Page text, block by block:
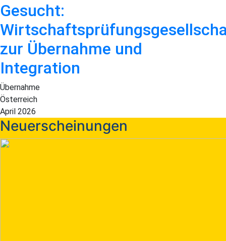
Gesucht:
zur Übernahme und
Integration
Übernahme
Österreich
April 2026
Neuerscheinungen